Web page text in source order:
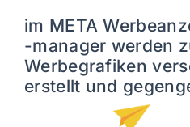
im META
-manager werden
Werbegrafiken
erstellt und